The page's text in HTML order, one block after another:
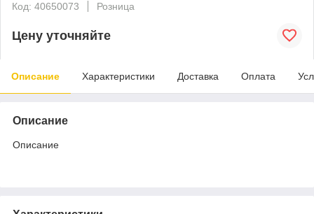
Код: 40650073
Розница
Цену уточняйте
Описание Характеристики Доставка Оплата
Описание
Описание